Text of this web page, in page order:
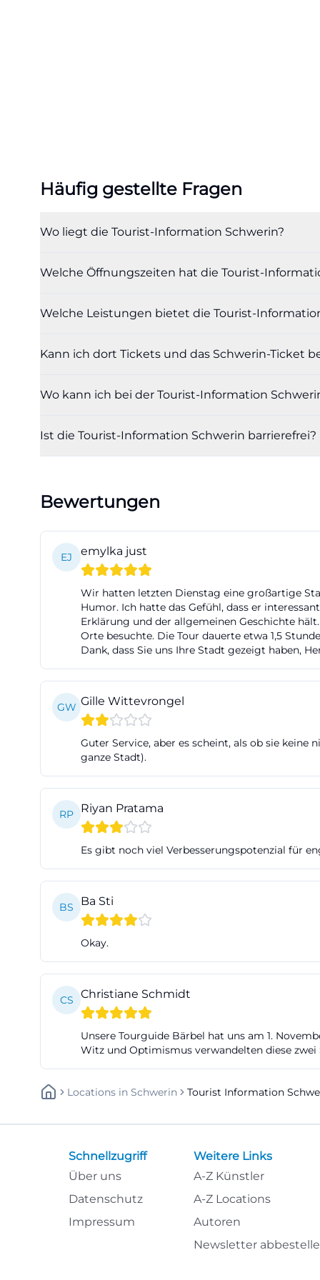
Schwerin: Sie
Information/
Ein großer Teil
fahrten,
Kartenverkauf
praktisch, weil
wiederkehrende
Festival und
sondern ein
also nach
Information/
unterstützt. Auf
Website und im
in Schwerin ist,
so häufig mit
Tickets
planen eine
Tourist-
kostenfrei
in und um
Häufig gestellte Fragen
Wo liegt die Tourist-Information Schwerin?
Welche Öffnungszeiten hat die Tourist-
Welche Leistungen bietet die Tourist-
Kann ich dort Tickets und das Schwerin-Ticket
Wo kann ich bei der Tourist-Information
Ist die Tourist-Information Schwerin barrierefrei?
Bewertungen
EJ emylka just
Wir hatten letzten Dienstag eine großartige
Humor. Ich hatte das Gefühl, dass er
Erklärung und der allgemeinen Geschichte
Orte besuchte. Die Tour dauerte etwa 1,5
Dank, dass Sie uns Ihre Stadt gezeigt haben,
GW Gille Wittevrongel
Guter Service, aber es scheint, als ob sie
ganze Stadt).
RP Riyan Pratama
Es gibt noch viel Verbesserungspotenzial für
BS Ba Sti
Okay.
CS Christiane Schmidt
Unsere Tourguide Bärbel hat uns am 1.
Witz und Optimismus verwandelten diese zwei
Locations In Schwerin Tourist Information
Schnellzugriff
Über uns
Datenschutz
Impressum
Weitere Links
A-Z Künstler
A-Z Locations
Autoren
Newsletter